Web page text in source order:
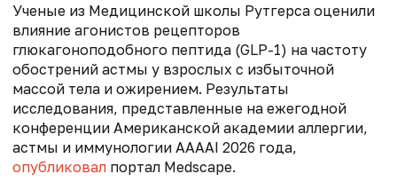
Ученые из Медицинской школы Рутгерса оценили
влияние агонистов рецепторов
глюкагоноподобного пептида (GLP-1) на частоту
обострений астмы у взрослых с избыточной
массой тела и ожирением. Результаты
исследования, представленные на ежегодной
конференции Американской академии аллергии,
астмы и иммунологии AAAAI 2026 года,
опубликовал портал Medscape.